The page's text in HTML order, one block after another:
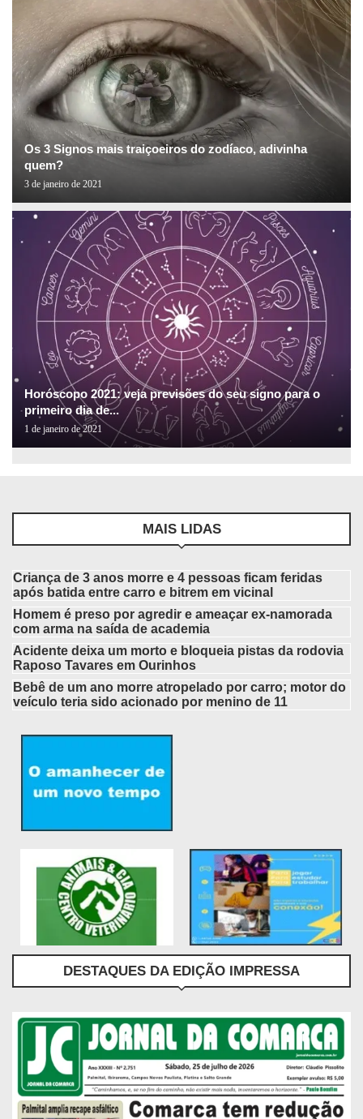
Os 3 Signos mais traiçoeiros do zodíaco, adivinha
quem?
3 de janeiro de 2021
Horóscopo 2021: veja previsões do seu signo para o
primeiro dia de...
1 de janeiro de 2021
MAIS LIDAS
Criança de 3 anos morre e 4 pessoas ficam feridas
após batida entre carro e bitrem em vicinal
Homem é preso por agredir e ameaçar ex-namorada
com arma na saída de academia
Acidente deixa um morto e bloqueia pistas da rodovia
Raposo Tavares em Ourinhos
Bebê de um ano morre atropelado por carro; motor do
veículo teria sido acionado por menino de 11
DESTAQUES DA EDIÇÃO IMPRESSA